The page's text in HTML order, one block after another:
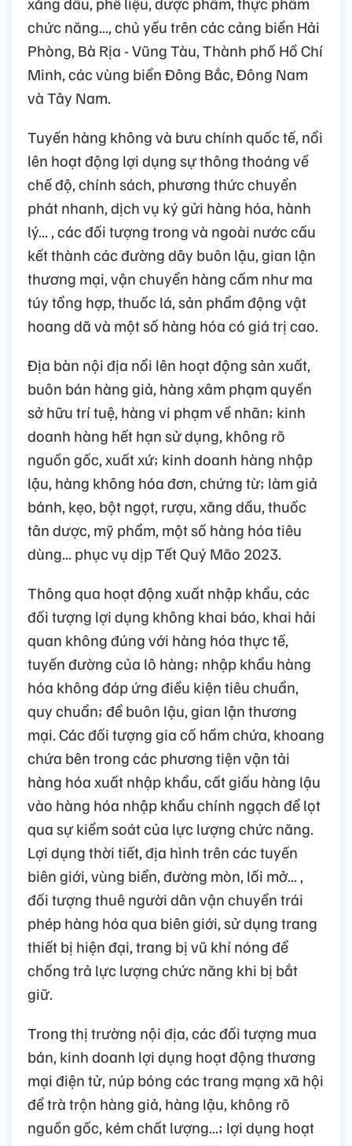
chức năng..., chủ yếu trên các cảng biển Hải
Phòng, Bà Rịa - Vũng Tàu, Thành phố Hồ Chí
Minh, các vùng biển Đông Bắc, Đông Nam
và Tây Nam.
Tuyến hàng không và bưu chính quốc tế, nổi
lên hoạt động lợi dụng sự thông thoáng về
chế độ, chính sách, phương thức chuyển
phát nhanh, dịch vụ ký gửi hàng hóa, hành
lý... , các đối tượng trong và ngoài nước cấu
kết thành các đường dây buôn lậu, gian lận
thương mại, vận chuyển hàng cấm như ma
túy tổng hợp, thuốc lá, sản phẩm động vật
hoang dã và một số hàng hóa có giá trị cao.
Địa bàn nội địa nổi lên hoạt động sản xuất,
buôn bán hàng giả, hàng xâm phạm quyền
sở hữu trí tuệ, hàng vi phạm về nhãn; kinh
doanh hàng hết hạn sử dụng, không rõ
nguồn gốc, xuất xứ; kinh doanh hàng nhập
lậu, hàng không hóa đơn, chứng từ; làm giả
bánh, kẹo, bột ngọt, rượu, xăng dầu, thuốc
tân dược, mỹ phẩm, một số hàng hóa tiêu
dùng... phục vụ dịp Tết Quý Mão 2023.
Thông qua hoạt động xuất nhập khẩu, các
đối tượng lợi dụng không khai báo, khai hải
quan không đúng với hàng hóa thực tế,
tuyến đường của lô hàng; nhập khẩu hàng
hóa không đáp ứng điều kiện tiêu chuẩn,
quy chuẩn; để buôn lậu, gian lận thương
mại. Các đối tượng gia cố hầm chứa, khoang
chứa bên trong các phương tiện vận tải
hàng hóa xuất nhập khẩu, cất giấu hàng lậu
vào hàng hóa nhập khẩu chính ngạch để lọt
qua sự kiểm soát của lực lượng chức năng.
Lợi dụng thời tiết, địa hình trên các tuyến
biên giới, vùng biển, đường mòn, lối mở... ,
đối tượng thuê người dân vận chuyển trái
phép hàng hóa qua biên giới, sử dụng trang
thiết bị hiện đại, trang bị vũ khí nóng để
chống trả lực lượng chức năng khi bị bắt
giữ.
Trong thị trường nội địa, các đối tượng mua
bán, kinh doanh lợi dụng hoạt động thương
mại điện tử, núp bóng các trang mạng xã hội
để trà trộn hàng giả, hàng lậu, không rõ
nguồn gốc, kém chất lượng...; lợi dụng hoạt